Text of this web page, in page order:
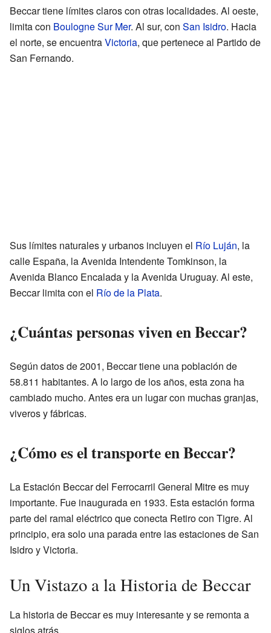
Beccar tiene límites claros con otras localidades. Al oeste,
limita con Boulogne Sur Mer. Al sur, con San Isidro. Hacia
el norte, se encuentraVictoria, que pertenece al Partido de
San Fernando.
Sus límites naturales y urbanos incluyen el Río Luján, la
calle España, la Avenida Intendente Tomkinson, la
Avenida Blanco Encalada y la Avenida Uruguay. Al este,
Beccar limita con el Río de la Plata.
¿Cuántas personas viven en Beccar?
Según datos de 2001, Beccar tiene una población de
58.811 habitantes. A lo largo de los años, esta zona ha
cambiado mucho. Antes era un lugar con muchas granjas,
viveros y fábricas.
¿Cómo es el transporte en Beccar?
La Estación Beccar del Ferrocarril General Mitre es muy
importante. Fue inaugurada en 1933. Esta estación forma
parte del ramal eléctrico que conecta Retiro con Tigre. Al
principio, era solo una parada entre las estaciones de San
Isidro y Victoria.
Un Vistazo a la Historia de Beccar
La historia de Beccar es muy interesante y se remonta a
siglos atrás.